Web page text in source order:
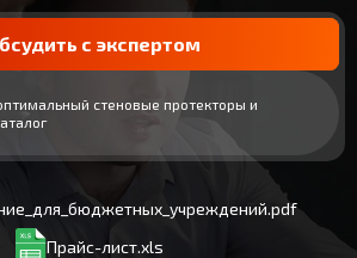
с экспертом
стеновые протекторы и
Прайс-лист.xls